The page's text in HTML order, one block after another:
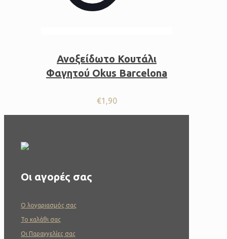
Ανοξείδωτο Κουτάλι
Φαγητού Okus Barcelona
€1,90
Οι αγορές σας
O λογαριασμός σας
To καλάθι σας
Οι Παραγγελίες σας